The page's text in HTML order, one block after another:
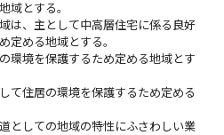
域とする。
は、主として中高層住宅に係る良好
定める地域とする。
環境を保護するため定める地域とす
て住居の環境を保護するため定める
としての地域の特性にふさわしい業